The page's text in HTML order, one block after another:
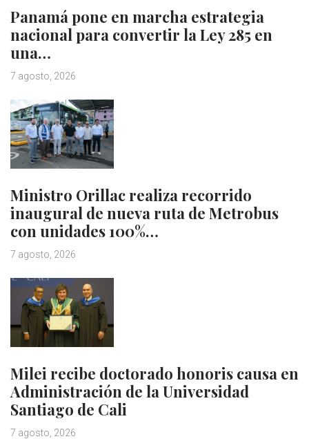
Panamá pone en marcha estrategia
nacional para convertir la Ley 285 en
una…
7 agosto, 2026
Ministro Orillac realiza recorrido
inaugural de nueva ruta de Metrobus
con unidades 100%…
7 agosto, 2026
Milei recibe doctorado honoris causa en
Administración de la Universidad
Santiago de Cali
7 agosto, 2026